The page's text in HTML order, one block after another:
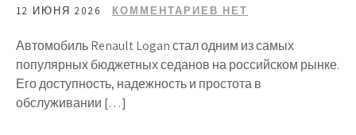
12 ИЮНЯ 2026 КОММЕНТАРИЕВ НЕТ
Автомобиль Renault Logan стал одним из самых
популярных бюджетных седанов на российском рынке.
Его доступность, надежность и простота в
обслуживании […]